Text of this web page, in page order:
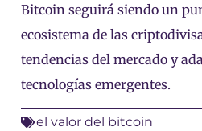
Bitcoin seguirá siendo un
ecosistema de las
tendencias del mercado y
tecnologías emergentes.
el valor del bitcoin